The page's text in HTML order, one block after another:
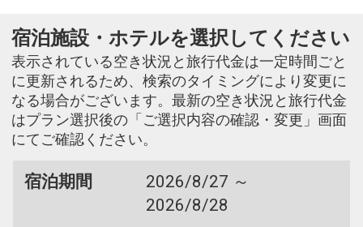
宿泊施設・ホテルを選択してください
表示されている空き状況と旅行代金は一定時間ごと
に更新されるため、検索のタイミングにより変更に
なる場合がございます。最新の空き状況と旅行代金
はプラン選択後の「ご選択内容の確認・変更」画面
にてご確認ください。
宿泊期間
2026/8/27 ～
2026/8/28